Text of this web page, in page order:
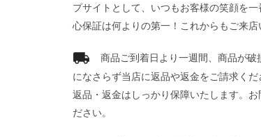
プサイトとして、いつもお客様の笑顔を
心保証は何よりの第一！これからもご来店
商品ご到着日より一週間、商品が
になさらず当店に返品や返金をご請求く
返品・返金はしっかり保障いたします。
ださい。